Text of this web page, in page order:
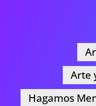
Arte
Hagamos